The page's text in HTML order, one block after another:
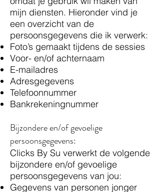
mijn diensten. Hieronder vind je
een overzicht van de
persoonsgegevens die ik verwerk:​​
Foto’s gemaakt tijdens de sessies
Voor- en/of achternaam
E-mailadres
Adresgegevens
Telefoonnummer
Bankrekeningnummer
Bijzondere en/of gevoelige
persoonsgegevens:
Clicks By Su verwerkt de volgende
bijzondere en/of gevoelige
persoonsgegevens van jou:​
Gegevens van personen jonger